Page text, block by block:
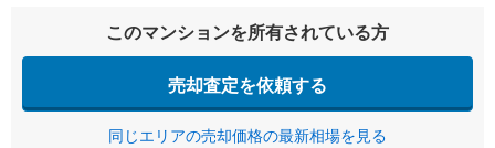
このマンションを所有されている方
売却査定を依頼する
同じエリアの売却価格の最新相場を見る